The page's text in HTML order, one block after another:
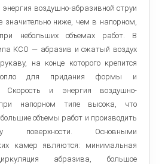
воздушно-абразивной струи
значительно ниже, чем в напорном,
небольших объемах работ. В
КСО — абразив и сжатый воздух
на конце которого крепится
сопло для придания формы и
Скорость и энергия воздушно-
напорном типе высока, что
объемы работ и производить
поверхности. Основными
камер являются: минимальная
абразива, большое